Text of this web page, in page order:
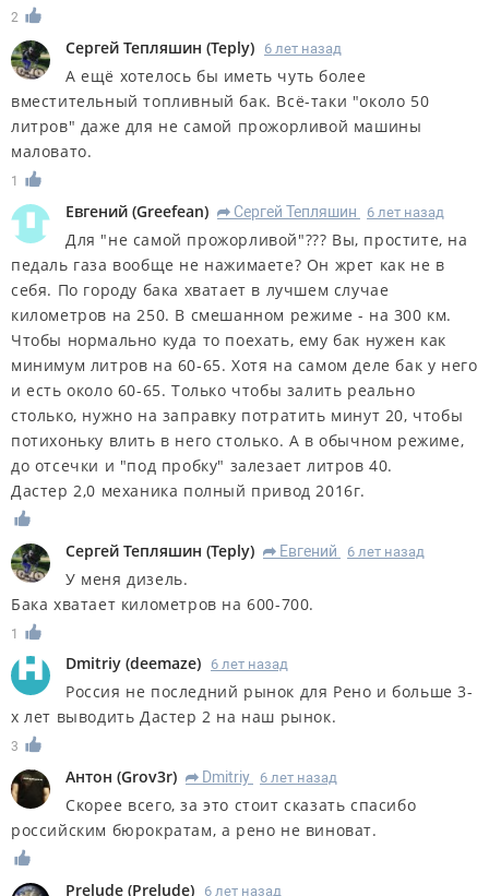
2
Сергей Тепляшин (Teply) 6 лет назад
А ещё хотелось бы иметь чуть более
вместительный топливный бак. Всё-таки "около 50
литров" даже для не самой прожорливой машины
маловато.
1
Евгений (Greefean) R Сергей Тепляшин 6 лет назад
Для "не самой прожорливой"??? Вы, простите, на
педаль газа вообще не нажимаете? Он жрет как не в
себя. По городу бака хватает в лучшем случае
километров на 250. В смешанном режиме - на 300 км.
Чтобы нормально куда то поехать, ему бак нужен как
минимум литров на 60-65. Хотя на самом деле бак у него
и есть около 60-65. Только чтобы залить реально
столько, нужно на заправку потратить минут 20, чтобы
потихоньку влить в него столько. А в обычном режиме,
до отсечки и "под пробку" залезает литров 40.
Дастер 2,0 механика полный привод 2016г.
Сергей Тепляшин (Teply) R Евгений 6 лет назад
У меня дизель.
Бака хватает километров на 600-700.
1
Dmitriy (deemaze) 6 лет назад
Россия не последний рынок для Рено и больше 3-
х лет выводить Дастер 2 на наш рынок.
3
Антон (Grov3r) R Dmitriy 6 лет назад
Скорее всего, за это стоит сказать спасибо
российским бюрократам, а рено не виноват.
Prelude (Prelude) 6 лет назад